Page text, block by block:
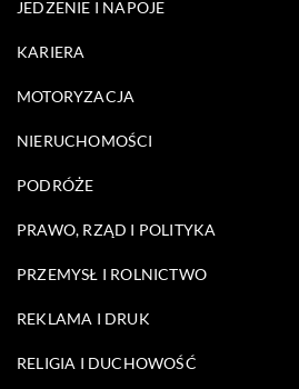
JEDZENIE I NAPOJE
KARIERA
MOTORYZACJA
NIERUCHOMOŚCI
PODRÓŻE
PRAWO, RZĄD I POLITYKA
PRZEMYSŁ I ROLNICTWO
REKLAMA I DRUK
RELIGIA I DUCHOWOŚĆ